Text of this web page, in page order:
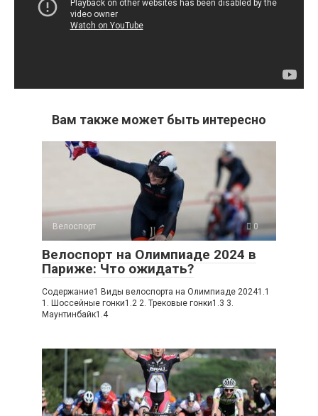
Вам также может быть интересно
Велоспорт 0
Велоспорт на Олимпиаде 2024 в
Париже: Что ожидать?
Содержание1 Виды велоспорта на Олимпиаде 20241.1
1. Шоссейные гонки1.2 2. Трековые гонки1.3 3.
Маунтинбайк1.4